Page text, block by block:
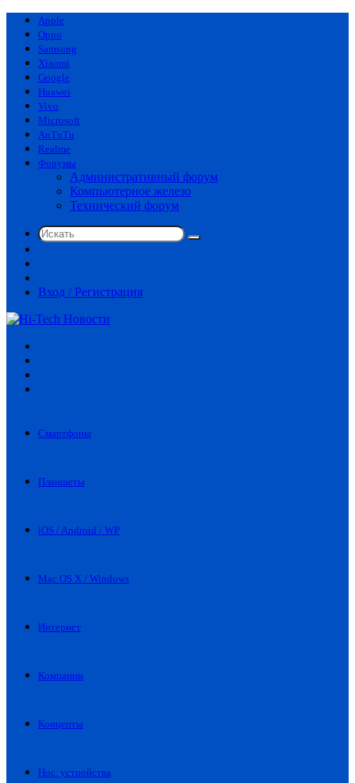
Apple
Oppo
Samsung
Xiaomi
Google
Huawei
Vivo
Microsoft
AnTuTu
Realme
Форумы
Административный форум
Компьютерное железо
Технический форум
Искать
статья
Вход / Регистрация
Смартфоны
Планшеты
iOS / Android / WP
Mac OS X / Windows
Интернет
Компании
Концепты
Нос. устройства